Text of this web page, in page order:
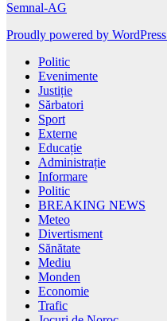
Semnal-AG
Proudly powered by WordPress
Politic
Evenimente
Justiție
Sărbatori
Sport
Externe
Educație
Administrație
Informare
Politic
BREAKING NEWS
Meteo
Divertisment
Sănătate
Mediu
Monden
Economie
Trafic